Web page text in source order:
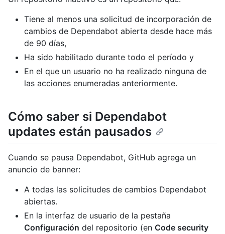
Tiene al menos una solicitud de incorporación de
cambios de Dependabot abierta desde hace más
de 90 días,
Ha sido habilitado durante todo el período y
En el que un usuario no ha realizado ninguna de
las acciones enumeradas anteriormente.
Cómo saber si Dependabot
updates están pausados
Cuando se pausa Dependabot, GitHub agrega un
anuncio de banner:
A todas las solicitudes de cambios Dependabot
abiertas.
En la interfaz de usuario de la pestaña
Configuración del repositorio (en Code security